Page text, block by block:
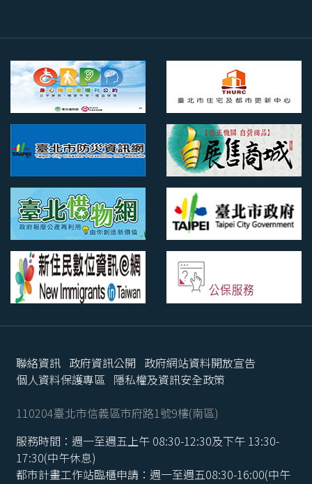
聯絡資訊 政府資訊公開 政府網站資料開放宣告
個人資料保護專區 隱私權及資訊安全政策
110204臺北市信義區市府路1號9樓(南區)
服務時間：週一至週五上午 08:30-12:30及下午 13:30-
17:30(中午休息)
都市計畫工作站臨櫃申請：週一至週五08:30-16:00(中午